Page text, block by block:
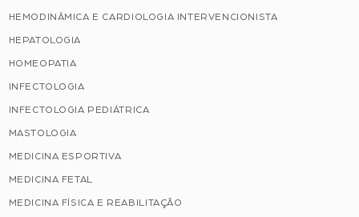
HEMODINÂMICA E CARDIOLOGIA INTERVENCIONISTA
HEPATOLOGIA
HOMEOPATIA
INFECTOLOGIA
INFECTOLOGIA PEDIÁTRICA
MASTOLOGIA
MEDICINA ESPORTIVA
MEDICINA FETAL
MEDICINA FÍSICA E REABILITAÇÃO